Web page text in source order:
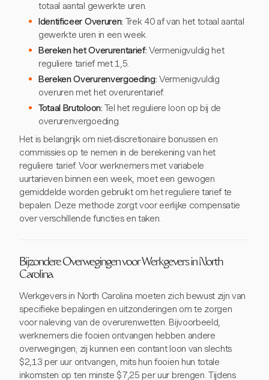
totaal aantal gewerkte uren.
Identificeer Overuren: Trek 40 af van het totaal aantal
gewerkte uren in een week.
Bereken het Overurentarief: Vermenigvuldig het
reguliere tarief met 1,5.
Bereken Overurenvergoeding: Vermenigvuldig
overuren met het overurentarief.
Totaal Brutoloon: Tel het reguliere loon op bij de
overurenvergoeding.
Het is belangrijk om niet-discretionaire bonussen en
commissies op te nemen in de berekening van het
reguliere tarief. Voor werknemers met variabele
uurtarieven binnen een week, moet een gewogen
gemiddelde worden gebruikt om het reguliere tarief te
bepalen. Deze methode zorgt voor eerlijke compensatie
over verschillende functies en taken.
Bijzondere Overwegingen voor Werkgevers in North
Carolina
Werkgevers in North Carolina moeten zich bewust zijn van
specifieke bepalingen en uitzonderingen om te zorgen
voor naleving van de overurenwetten. Bijvoorbeeld,
werknemers die fooien ontvangen hebben andere
overwegingen; zij kunnen een contant loon van slechts
$2,13 per uur ontvangen, mits hun fooien hun totale
inkomsten op ten minste $7,25 per uur brengen. Tijdens